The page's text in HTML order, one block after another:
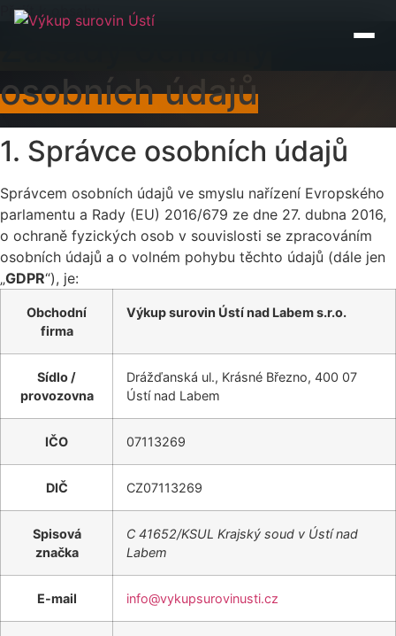
Přejít k obsahu
osobních údajů
1. Správce osobních údajů
Správcem osobních údajů ve smyslu nařízení Evropského
parlamentu a Rady (EU) 2016/679 ze dne 27. dubna 2016,
o ochraně fyzických osob v souvislosti se zpracováním
osobních údajů a o volném pohybu těchto údajů (dále jen
„GDPR“), je:
Obchodní
firma
Výkup surovin Ústí nad Labem s.r.o.
Sídlo /
provozovna
Drážďanská ul., Krásné Březno, 400 07
Ústí nad Labem
IČO 07113269
DIČ CZ07113269
Spisová
značka
C 41652/KSUL Krajský soud v Ústí nad
Labem
E-mail info@vykupsurovinusti.cz